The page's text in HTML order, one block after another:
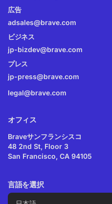
広告
adsales@brave.com
ビジネス
jp-bizdev@brave.com
プレス
jp-press@brave.com
legal@brave.com
オフィス
Braveサンフランシスコ
48 2nd St, Floor 3
San Francisco, CA 94105
言語を選択